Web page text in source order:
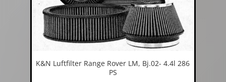
K&N Luftfilter Range Rover LM, Bj.02- 4.4l 286
PS